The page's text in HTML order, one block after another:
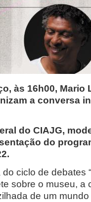
às 16h00, Mario
a conversa
do CIAJG,
do
ciclo de debates
sobre o museu, a
de um